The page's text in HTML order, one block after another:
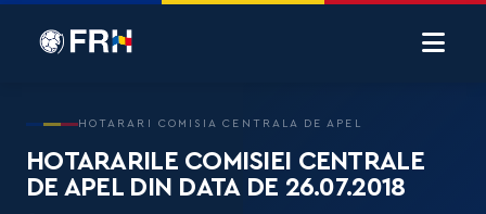
HOTARARI COMISIA CENTRALA DE APEL
HOTARARILE COMISIEI CENTRALE
DE APEL DIN DATA DE 26.07.2018